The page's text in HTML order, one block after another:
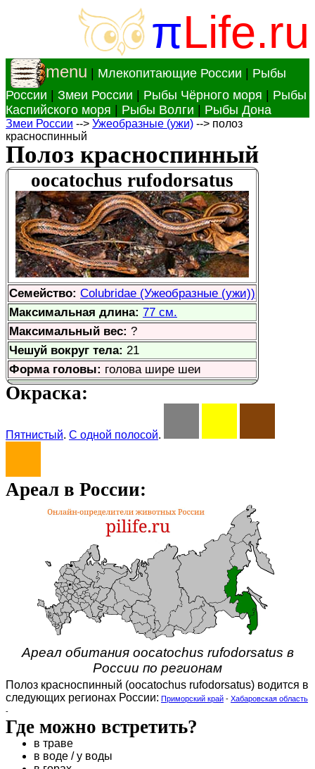
πLife.ru
menu Млекопитающие России
Рыбы
России
Змеи России Рыбы Чёрного моря
Рыбы
Каспийского моря
Рыбы Волги Рыбы Дона
Змеи России --> Ужеобразные (ужи) --> полоз
красноспинный
Полоз красноспинный
oocatochus rufodorsatus
Семейство: Colubridae (Ужеобразные (ужи))
Максимальная длина: 77 см.
Максимальный вес: ?
Чешуй вокруг тела: 21
Форма головы: голова шире шеи
Окраска:
Пятнистый. С одной полосой.
Ареал в России:
Ареал обитания oocatochus rufodorsatus в
России по регионам
Полоз красноспинный (oocatochus rufodorsatus) водится в
следующих регионах России: Приморский край - Хабаровская область
-
Где можно встретить?
в траве
в воде / у воды